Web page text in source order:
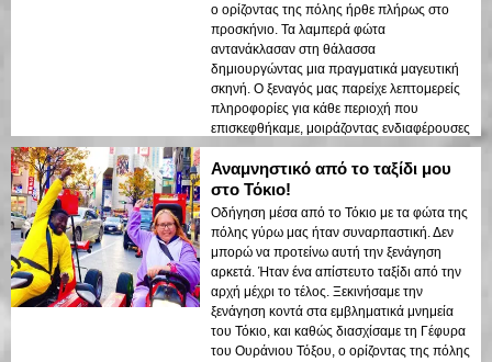
ο ορίζοντας της πόλης ήρθε πλήρως στο
προσκήνιο. Τα λαμπερά φώτα
αντανάκλασαν στη θάλασσα
δημιουργώντας μια πραγματικά μαγευτική
σκηνή. Ο ξεναγός μας παρείχε λεπτομερείς
πληροφορίες για κάθε περιοχή που
επισκεφθήκαμε, μοιράζοντας ενδιαφέρουσες
ιστορίες και διασφαλίζοντας ότι όλοι
ένιωθαν ασφαλείς και άνετοι. Η ατμόσφαιρα
τη νύχτα ήταν ήρεμη αλλά και
συναρπαστική, και βρέθηκα να θαυμάζω την
αντίθεση μεταξύ των σύγχρονων
ουρανοξυστών και της ιστορικής
αρχιτεκτονικής. Αυτή η ξενάγηση είναι ένας
τέλειος συνδυασμός περιπέτειας και
εκπαίδευσης, προσφέροντας στους
ταξιδιώτες μια μοναδική ματιά στην
ομορφιά του Τόκιο μετά το σκοτάδι.
Αναμνηστικό από το ταξίδι μου
στο Τόκιο!
Οδήγηση μέσα από το Τόκιο με τα φώτα της
πόλης γύρω μας ήταν συναρπαστική. Δεν
μπορώ να προτείνω αυτή την ξενάγηση
αρκετά. Ήταν ένα απίστευτο ταξίδι από την
αρχή μέχρι το τέλος. Ξεκινήσαμε την
ξενάγηση κοντά στα εμβληματικά μνημεία
του Τόκιο, και καθώς διασχίσαμε τη Γέφυρα
του Ουράνιου Τόξου, ο ορίζοντας της πόλης